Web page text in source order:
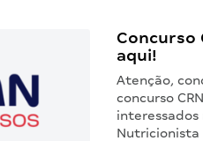
Concurso
aqui!
Atenção,
concurso
interessados
Nutricionista